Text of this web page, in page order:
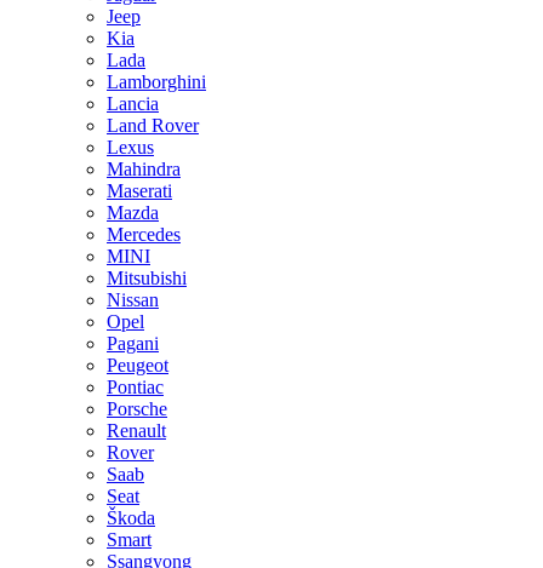
Jeep
Kia
Lada
Lamborghini
Lancia
Land Rover
Lexus
Mahindra
Maserati
Mazda
Mercedes
MINI
Mitsubishi
Nissan
Opel
Pagani
Peugeot
Pontiac
Porsche
Renault
Rover
Saab
Seat
Škoda
Smart
Ssangyong